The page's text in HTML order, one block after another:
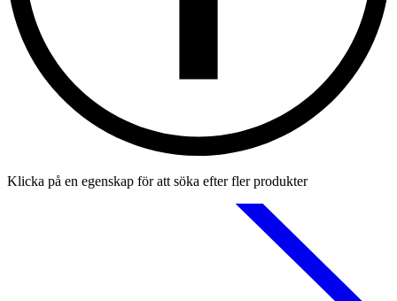
Klicka på en egenskap för att söka efter fler produkter